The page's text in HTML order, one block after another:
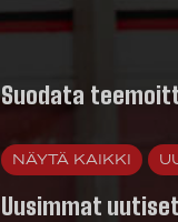
Suodata
NÄYTÄ KAIKKI
Uusimmat uutiset